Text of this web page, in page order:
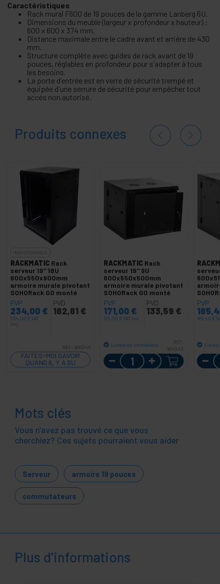
Caractéristiques
Rack mural F600 de 19 pouces de la gamme Lanberg 6U.
Dimensions du meuble (largeur x profondeur x hauteur) :
600 x 600 x 374 mm.
Distance maximale entre le cadre avant et arrière de 430
mm.
Structure complète avec guides de rack avant de 19
pouces, réglables en profondeur pour s'adapter à tous
les besoins.
La porte d'entrée est en verre de sécurité trempé et
équipée d'une serrure de sécurité pour empêcher tout
accès non autorisé.
Produits connexes
RACKMATIC Rack
serveur 19'' 18U
600x550x900mm
armoire murale pivotant
SOHORack GO monté
PVP
234,00 €
234,00 € VAT
inc.
PVD
182,81 €
REF: WK046
FAITES-MOI SAVOIR
QUAND IL Y A DU
STOCK
RACKMATIC Rack
serveur 19'' 9U
600x550x500mm
armoire murale pivotant
SOHORack GO monté
PVP
171,00 €
171,00 € VAT inc.
PVD
133,59 €
Livraison immédiate
REF:
WK043
Quantité
PVP
185,40 €
Mots clés
Vous n'avez pas trouvé ce que vous
cherchiez? Ces sujets pourraient vous aider
Serveur armoire 19 pouces
commutateurs
Plus d'informations